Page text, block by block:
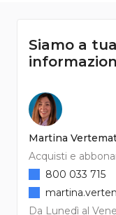
Siamo a
Martina
Acquisti e
Da Lunedì al
800 033 715